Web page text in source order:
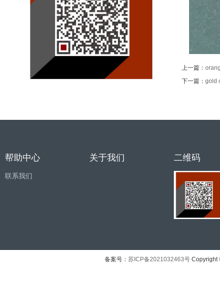
上一篇：
下一篇： gold
帮助中心
联系我们
关于我们 二维码
备案号： 苏ICP备2021032463号 Copyright